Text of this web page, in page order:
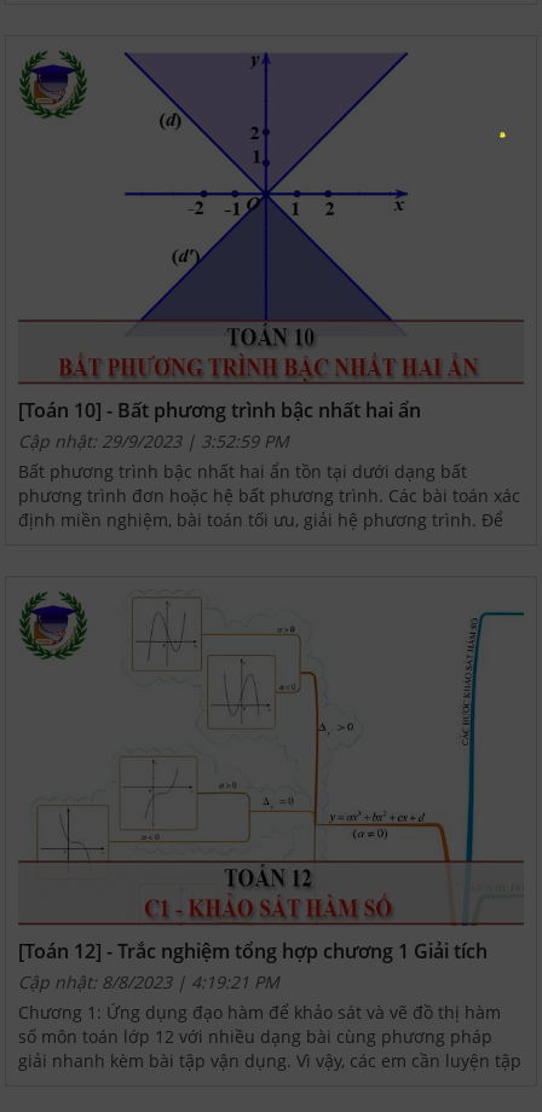
[Toán 10] - Bất phương trình bậc nhất hai ẩn
Cập nhật: 29/9/2023 | 3:52:59 PM
Bất phương trình bậc nhất hai ẩn tồn tại dưới dạng bất
phương trình đơn hoặc hệ bất phương trình. Các bài toán xác
định miền nghiệm, bài toán tối ưu, giải hệ phương trình. Để
[Toán 12] - Trắc nghiệm tổng hợp chương 1 Giải tích
Cập nhật: 8/8/2023 | 4:19:21 PM
Chương 1: Ứng dụng đạo hàm để khảo sát và vẽ đồ thị hàm
số môn toán lớp 12 với nhiều dạng bài cùng phương pháp
giải nhanh kèm bài tập vận dụng. Vì vậy, các em cần luyện tập